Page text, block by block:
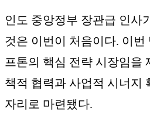
인도 중앙정부 장관급 인사
것은 이번이 처음이다. 이번
프톤의 핵심 전략 시장임을
책적 협력과 사업적 시너지
자리로 마련됐다.